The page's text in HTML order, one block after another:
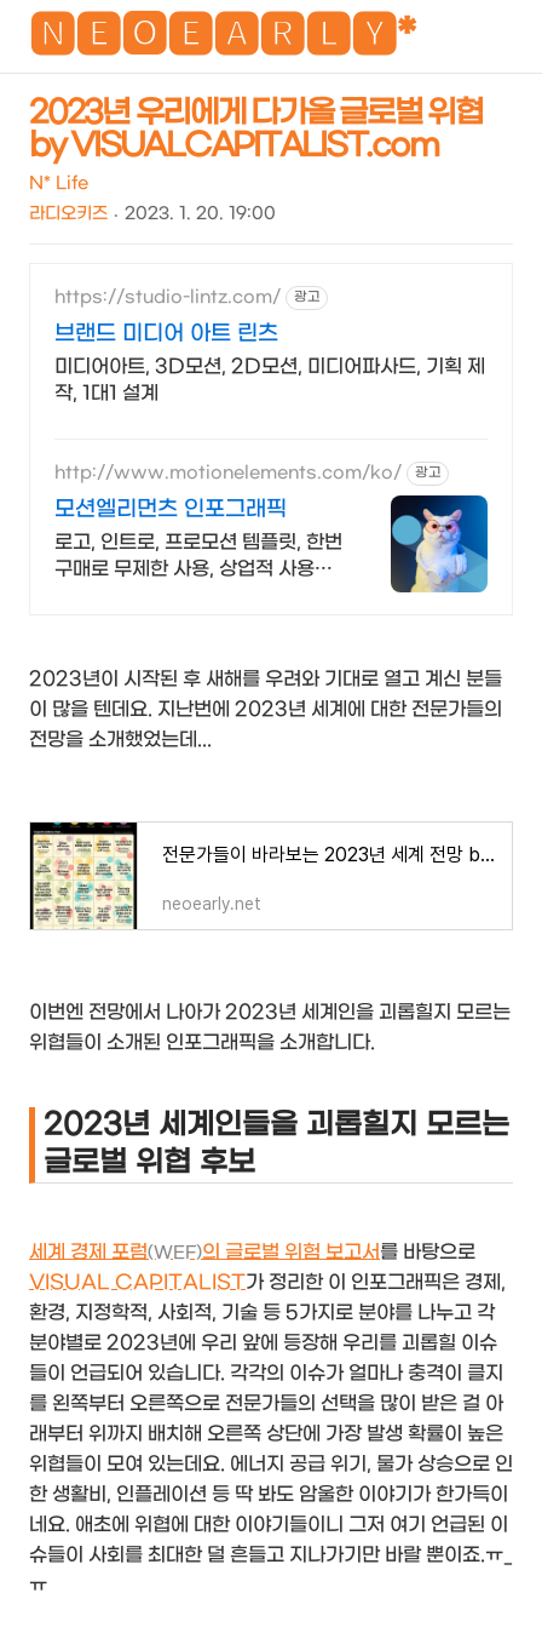
🅽🅴🅾🅴🅰🆁🅻🆈*
검
2023년 우리에게 다가올 글로벌 위협
by VISUALCAPITALIST.com
N* Life
라디오키즈
2023. 1. 20. 19:00
https://studio-lintz.com/ 광고
브랜드 미디어 아트 린츠
미디어아트, 3D모션, 2D모션, 미디어파사드, 기획 제
작, 1대1 설계
http://www.motionelements.com/ko/ 광고
모션엘리먼츠 인포그래픽
로고, 인트로, 프로모션 템플릿, 한번
구매로 무제한 사용, 상업적 사용
2023년이 시작된 후 새해를 우려와 기대로 열고 계신 분들
이 많을 텐데요. 지난번에 2023년 세계에 대한 전문가들의
전망을 소개했었는데...
전문가들이 바라보는 2023년 세계 전망 by VISUALCAPITALIST.com
neoearly.net
이번엔 전망에서 나아가 2023년 세계인을 괴롭힐지 모르는
위협들이 소개된 인포그래픽을 소개합니다.
2023년 세계인들을 괴롭힐지 모르는
글로벌 위협 후보
세계 경제 포럼(WEF)의 글로벌 위험 보고서를 바탕으로
VISUAL CAPITALIST가 정리한 이 인포그래픽은 경제,
환경, 지정학적, 사회적, 기술 등 5가지로 분야를 나누고 각
분야별로 2023년에 우리 앞에 등장해 우리를 괴롭힐 이슈
들이 언급되어 있습니다. 각각의 이슈가 얼마나 충격이 클지
를 왼쪽부터 오른쪽으로 전문가들의 선택을 많이 받은 걸 아
래부터 위까지 배치해 오른쪽 상단에 가장 발생 확률이 높은
위협들이 모여 있는데요. 에너지 공급 위기, 물가 상승으로 인
한 생활비, 인플레이션 등 딱 봐도 암울한 이야기가 한가득이
네요. 애초에 위협에 대한 이야기들이니 그저 여기 언급된 이
슈들이 사회를 최대한 덜 흔들고 지나가기만 바랄 뿐이죠.ㅠ_
ㅠ